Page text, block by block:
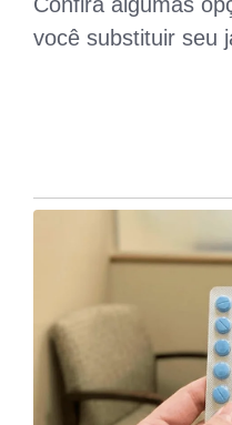
A hora do lanche é